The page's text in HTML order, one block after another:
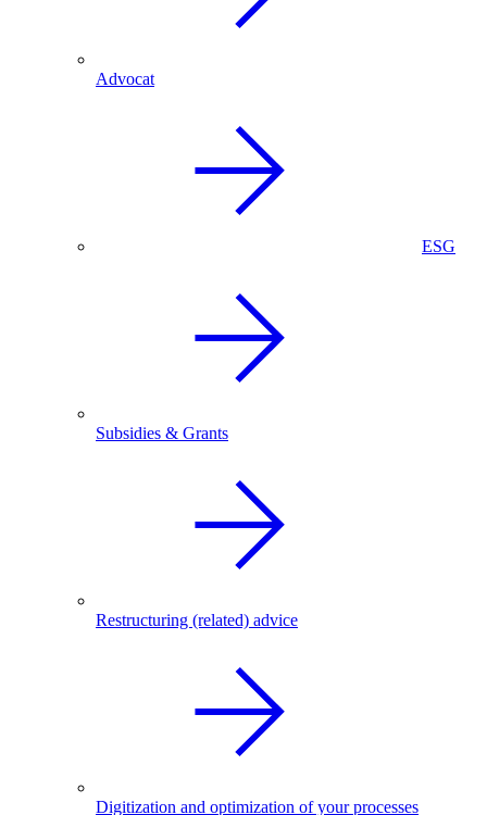
Advocat
ESG
Subsidies & Grants
Restructuring (related) advice
Digitization and optimization of your processes